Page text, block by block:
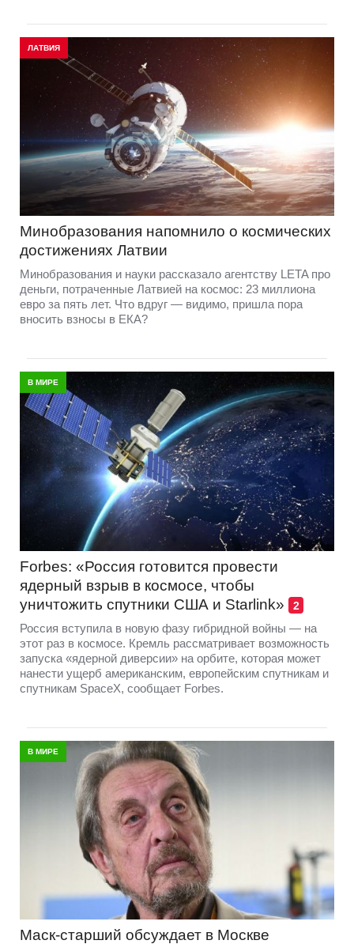
ЛАТВИЯ
Минобразования напомнило о космических
достижениях Латвии
Минобразования и науки рассказало агентству LETA про
деньги, потраченные Латвией на космос: 23 миллиона
евро за пять лет. Что вдруг — видимо, пришла пора
вносить взносы в ЕКА?
В МИРЕ
Forbes: «Россия готовится провести
ядерный взрыв в космосе, чтобы
уничтожить спутники США и Starlink»
2
Россия вступила в новую фазу гибридной войны — на
этот раз в космосе. Кремль рассматривает возможность
запуска «ядерной диверсии» на орбите, которая может
нанести ущерб американским, европейским спутникам и
спутникам SpaceX, сообщает Forbes.
В МИРЕ
Маск-старший обсуждает в Москве